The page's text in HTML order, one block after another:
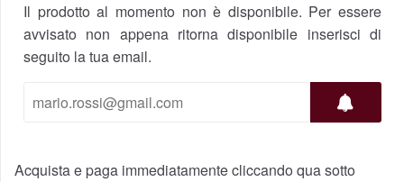
Il prodotto al momento non è disponibile. Per essere
avvisato non appena ritorna disponibile inserisci di
seguito la tua email.
Acquista e paga immediatamente cliccando qua sotto